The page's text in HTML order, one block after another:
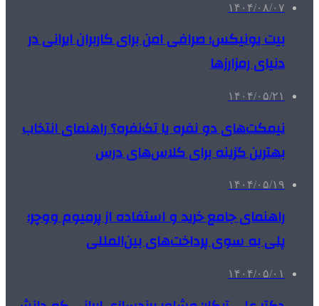
۱۴۰۴/۰۸/۰۷
بیت یونیکس؛ صرافی امن برای کاربران ایرانی در
دنیای رمزارزها
۱۴۰۴/۰۵/۲۱
نیمکت‌های دو نفره یا تک‌نفره؟ راهنمای انتخاب
بهترین گزینه برای کلاس‌های درس
۱۴۰۴/۰۵/۱۹
راهنمای جامع خرید و استفاده از پرمیوم ووچر؛
پلی به سوی پرداخت‌های بین‌المللی
۱۴۰۴/۰۵/۰۱